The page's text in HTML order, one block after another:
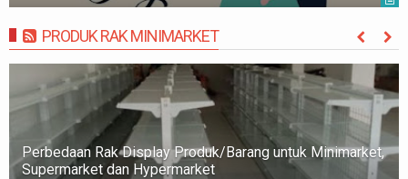
PRODUK RAK MINIMARKET MORE
Perbedaan Rak Display Produk/Barang untuk Minimarket,
Supermarket dan Hypermarket